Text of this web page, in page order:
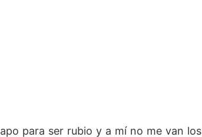
para ser rubio y a mí no me van los